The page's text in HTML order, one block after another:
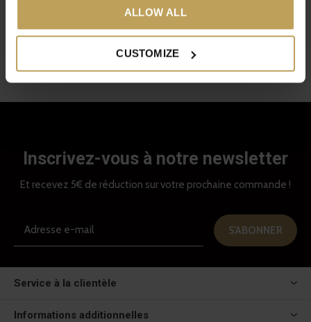
ALLOW ALL
CUSTOMIZE
Vu 6 de 6 produits
Inscrivez-vous à notre newsletter
Et recevez 5€ de réduction sur votre prochaine commande !
S'ABONNER
Service à la clientèle
Informations additionnelles